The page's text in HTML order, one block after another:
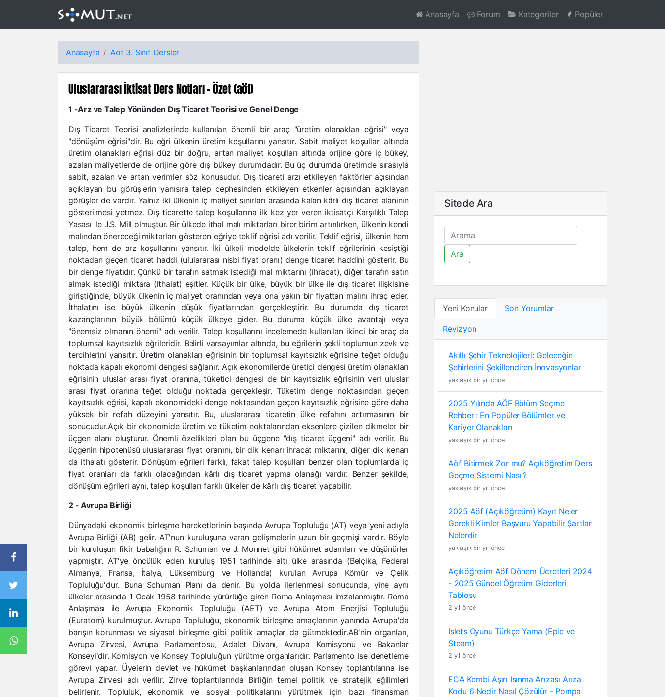
Anasayfa Forum Kategoriler Popüler
Anasayfa Aöf 3. Sınıf Dersler
Uluslararası İktisat Ders Notları - Özet (aöf)
1 -Arz ve Talep Yönünden Dış Ticaret Teorisi ve Genel Denge
Dış Ticaret Teorisi analizlerinde kullanılan önemli bir araç "üretim olanakları eğrisi" veya
"dönüşüm eğrisi"dir. Bu eğri ülkenin üretim koşullarını yansıtır. Sabit maliyet koşulları altında
üretim olanakları eğrisi düz bir doğru, artan maliyet koşulları altında orijine göre iç bükey,
azalan maliyetlerde de orijine göre dış bükey durumdadır. Bu üç durumda üretimde sırasıyla
sabit, azalan ve artan verimler söz konusudur. Dış ticareti arzı etkileyen faktörler açısından
açıklayan bu görüşlerin yanısıra talep cephesinden etkileyen etkenler açısından açıklayan
görüşler de vardır. Yalnız iki ülkenin iç maliyet sınırları arasında kalan kârlı dış ticaret alanının
gösterilmesi yetmez. Dış ticarette talep koşullarına ilk kez yer veren iktisatçı Karşılıklı Talep
Yasası ile J.S. Mill olmuştur. Bir ülkede ithal malı miktarları birer birim artırılırken, ülkenin kendi
malından önereceği miktarları gösteren eğriye teklif eğrisi adı verilir. Teklif eğrisi, ülkenin hem
talep, hem de arz koşullarını yansıtır. İki ülkeli modelde ülkelerin teklif eğrilerinin kesiştiği
noktadan geçen ticaret haddi (ululararası nisbi fiyat oranı) denge ticaret haddini gösterir. Bu
bir denge fiyatıdır. Çünkü bir tarafın satmak istediği mal miktarını (ihracat), diğer tarafın satın
almak istediği miktara (ithalat) eşitler. Küçük bir ülke, büyük bir ülke ile dış ticaret ilişkisine
giriştiğinde, büyük ülkenin iç maliyet oranından veya ona yakın bir fiyattan malını ihraç eder.
İthalatını ise büyük ülkenin düşük fiyatlarından gerçekleştirir. Bu durumda dış ticaret
kazançlarının büyük bölümü küçük ülkeye gider. Bu duruma küçük ülke avantajı veya
"önemsiz olmanın önemi" adı verilir. Talep koşullarını incelemede kullanılan ikinci bir araç da
toplumsal kayıtsızlık eğrileridir. Belirli varsayımlar altında, bu eğrilerin şekli toplumun zevk ve
tercihlerini yansıtır. Üretim olanakları eğrisinin bir toplumsal kayıtsızlık eğrisine teğet olduğu
noktada kapalı ekonomi dengesi sağlanır. Açık ekonomilerde üretici dengesi üretim olanakları
eğrisinin uluslar arası fiyat oranına, tüketici dengesi de bir kayıtsızlık eğrisinin veri uluslar
arası fiyat oranına teğet olduğu noktada gerçekleşir. Tüketim denge noktasından geçen
kayıtsızlık eğrisi, kapalı ekonomideki denge noktasından geçen kayıtsızlık eğrisine göre daha
yüksek bir refah düzeyini yansıtır. Bu, uluslararası ticaretin ülke refahını artırmasının bir
sonucudur.Açık bir ekonomide üretim ve tüketim noktalarından eksenlere çizilen dikmeler bir
üçgen alanı oluşturur. Önemli özellikleri olan bu üçgene "dış ticaret üçgeni" adı verilir. Bu
üçgenin hipotenüsü uluslararası fiyat oranını, bir dik kenarı ihracat miktarını, diğer dik kenarı
da ithalatı gösterir. Dönüşüm eğrileri farklı, fakat talep koşulları benzer olan toplumlarda iç
fiyat oranları da farklı olacağından kârlı dış ticaret yapma olanağı vardır. Benzer şekilde,
dönüşüm eğrileri aynı, talep koşulları farklı ülkeler de kârlı dış ticaret yapabilir.
2 - Avrupa Birliği
Dünyadaki ekonomik birleşme hareketlerinin başında Avrupa Topluluğu (AT) veya yeni adıyla
Avrupa Birliği (AB) gelir. AT'nun kuruluşuna varan gelişmelerin uzun bir geçmişi vardır. Böyle
bir kuruluşun fikir babalığını R. Schuman ve J. Monnet gibi hükümet adamları ve düşünürler
yapmıştır. AT'ye öncülük eden kuruluş 1951 tarihinde altı ülke arasında (Belçika, Federal
Almanya, Fransa, İtalya, Lüksemburg ve Hollanda) kurulan Avrupa Kömür ve Çelik
Topluluğu'dur. Buna Schuman Planı da denir. Bu yolda ilerlenmesi sonucunda, yine aynı
ülkeler arasında 1 Ocak 1958 tarihinde yürürlüğe giren Roma Anlaşması imzalanmıştır. Roma
Anlaşması ile Avrupa Ekonomik Topluluğu (AET) ve Avrupa Atom Enerjisi Topluluğu
(Euratom) kurulmuştur. Avrupa Topluluğu, ekonomik birleşme amaçlarının yanında Avrupa'da
barışın korunması ve siyasal birleşme gibi politik amaçlar da gütmektedir.AB'nin organları,
Avrupa Zirvesi, Avrupa Parlamentosu, Adalet Divanı, Avrupa Komisyonu ve Bakanlar
Konseyi'dir. Komisyon ve Konsey Topluluğun yürütme organlarıdır. Parlamento ise denetleme
görevi yapar. Üyelerin devlet ve hükümet başkanlarından oluşan Konsey toplantılarına ise
Avrupa Zirvesi adı verilir. Zirve toplantılarında Birliğin temel politik ve stratejik eğilimleri
belirlenir. Topluluk, ekonomik ve sosyal politikalarını yürütmek için bazı finansman
Sitede Ara
Ara
Yeni Konular Son Yorumlar
Revizyon
Akıllı Şehir Teknolojileri: Geleceğin
Şehirlerini Şekillendiren İnovasyonlar
yaklaşık bir yıl önce
2025 Yılında AÖF Bölüm Seçme
Rehberi: En Popüler Bölümler ve
Kariyer Olanakları
yaklaşık bir yıl önce
Aöf Bitirmek Zor mu? Açıköğretim Ders
Geçme Sistemi Nasıl?
yaklaşık bir yıl önce
2025 Aöf (Açıköğretim) Kayıt Neler
Gerekli Kimler Başvuru Yapabilir Şartlar
Nelerdir
yaklaşık bir yıl önce
Açıköğretim Aöf Dönem Ücretleri 2024
- 2025 Güncel Öğretim Giderleri
Tablosu
2 yıl önce
Islets Oyunu Türkçe Yama (Epic ve
Steam)
2 yıl önce
ECA Kombi Aşırı Isınma Arızası Arıza
Kodu 6 Nedir Nasıl Çözülür - Pompa